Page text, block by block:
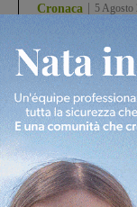
Cronaca 5 Agosto
Continuano
Prefettura:
il 112”
Articolo precedente